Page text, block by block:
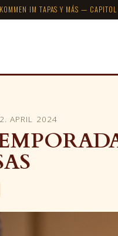
IM TAPAS Y MÁS —
APRIL 2024